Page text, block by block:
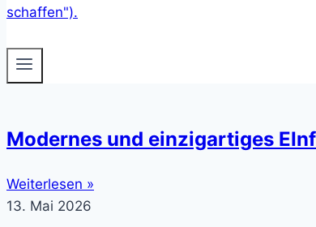
Modernes und einzigartiges
Weiterlesen »
13. Mai 2026